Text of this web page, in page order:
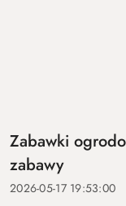
Zabawki
zabawy
2026-05-17 19:53:00